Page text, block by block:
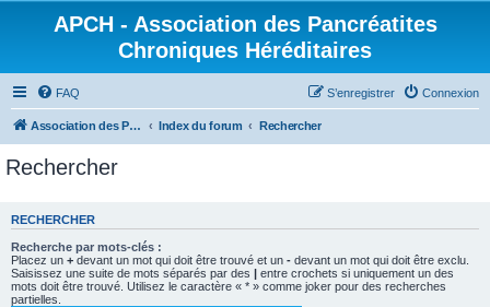
APCH - Association des Pancréatites
Chroniques Héréditaires
FAQ Connexion
S’enregistrer
Association des Pancréatites Chroniques Héréditaires Index du forum Rechercher
Rechercher
RECHERCHER
Recherche par mots-clés :
Placez un + devant un mot qui doit être trouvé et un - devant un mot qui doit être exclu.
Saisissez une suite de mots séparés par des | entre crochets si uniquement un des
mots doit être trouvé. Utilisez le caractère « * » comme joker pour des recherches
partielles.